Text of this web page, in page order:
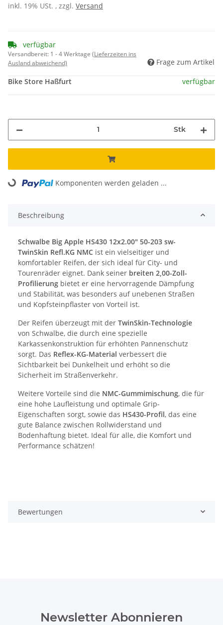
inkl. 19% USt. , zzgl. Versand
verfügbar
Versandbereit: 1 - 4 Werktage (Lieferzeiten ins
Ausland abweichend)
Frage zum Artikel
Bike Store Haßfurt verfügbar
Stk
Loading... Komponenten werden geladen ...
Beschreibung
Schwalbe Big Apple HS430 12x2.00" 50-203 sw-
TwinSkin Refl.KG NMC ist ein vielseitiger und
komfortabler Reifen, der sich ideal für City- und
Tourenräder eignet. Dank seiner breiten 2,00-Zoll-
Profilierung bietet er eine hervorragende Dämpfung
und Stabilität, was besonders auf unebenen Straßen
und Kopfsteinpflaster von Vorteil ist.
Der Reifen überzeugt mit der TwinSkin-Technologie
von Schwalbe, die durch eine spezielle
Karkassenkonstruktion für erhöhten Pannenschutz
sorgt. Das Reflex-KG-Material verbessert die
Sichtbarkeit bei Dunkelheit und erhöht so die
Sicherheit im Straßenverkehr.
Weitere Vorteile sind die NMC-Gummimischung, die für
eine hohe Laufleistung und optimale Grip-
Eigenschaften sorgt, sowie das HS430-Profil, das eine
gute Balance zwischen Rollwiderstand und
Bodenhaftung bietet. Ideal für alle, die Komfort und
Performance schätzen!
Bewertungen
Newsletter Abonnieren